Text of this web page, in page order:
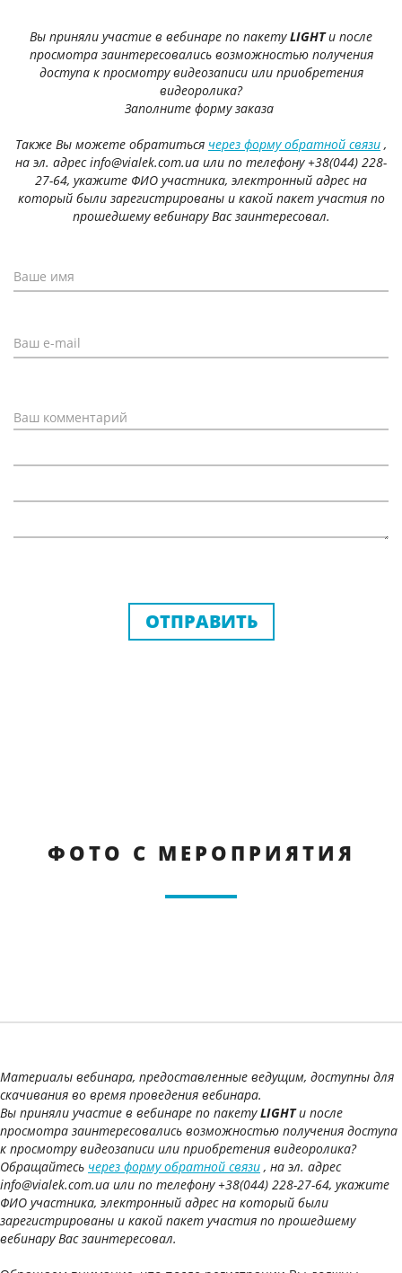
Вы приняли участие в вебинаре по пакетуLIGHTи после
просмотра заинтересовались возможностью получения
доступа к просмотру видеозаписи или приобретения
видеоролика?
Заполните форму заказа
Также Вы можете обратиться через форму обратной связи ,
на эл. адрес info@vialek.com.ua или по телефону +38(044) 228-
27-64, укажите ФИО участника, электронный адрес на
который были зарегистрированы и какой пакет участия по
прошедшему вебинару Вас заинтересовал.
ОТПРАВИТЬ
ФОТО С МЕРОПРИЯТИЯ
Материалы вебинара, предоставленные ведущим, доступны для
скачивания во время проведения вебинара.
Вы приняли участие в вебинаре по пакетуLIGHTи после
просмотра заинтересовались возможностью получения доступа
к просмотру видеозаписи или приобретения видеоролика?
Обращайтесь через форму обратной связи , на эл. адрес
info@vialek.com.ua или по телефону +38(044) 228-27-64, укажите
ФИО участника, электронный адрес на который были
зарегистрированы и какой пакет участия по прошедшему
вебинару Вас заинтересовал.